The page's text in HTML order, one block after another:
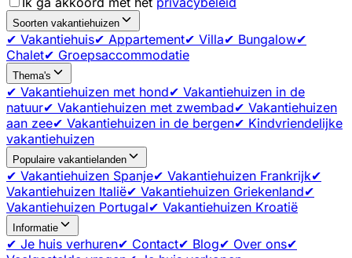
Soorten vakantiehuizen
✔ Vakantiehuis✔ Appartement✔ Villa✔ Bungalow✔
Chalet✔ Groepsaccommodatie
Thema's
✔ Vakantiehuizen met hond✔ Vakantiehuizen in de
natuur✔ Vakantiehuizen met zwembad✔ Vakantiehuizen
aan zee✔ Vakantiehuizen in de bergen✔ Kindvriendelijke
vakantiehuizen
Populaire vakantielanden
✔ Vakantiehuizen Spanje✔ Vakantiehuizen Frankrijk✔
Vakantiehuizen Italië✔ Vakantiehuizen Griekenland✔
Vakantiehuizen Portugal✔ Vakantiehuizen Kroatië
Informatie
✔ Je huis verhuren✔ Contact✔ Blog✔ Over ons✔